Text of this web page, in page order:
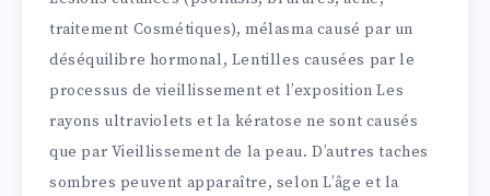
traitement Cosmétiques), mélasma causé par un
déséquilibre hormonal, Lentilles causées par le
processus de vieillissement et l’exposition Les
rayons ultraviolets et la kératose ne sont causés
que par Vieillissement de la peau. D’autres taches
sombres peuvent apparaître, selon L’âge et la